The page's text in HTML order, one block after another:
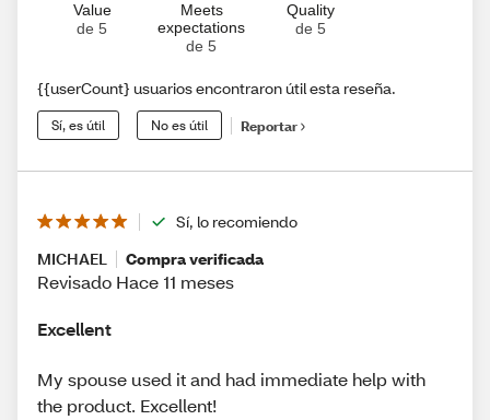
Value
de 5
Meets
expectations
de 5
Quality
de 5
{{userCount} usuarios encontraron útil esta reseña.
Sí, es útil No es útil Reportar
Sí, lo recomiendo
MICHAEL
Compra verificada
Revisado Hace 11 meses
Excellent
My spouse used it and had immediate help with
the product. Excellent!